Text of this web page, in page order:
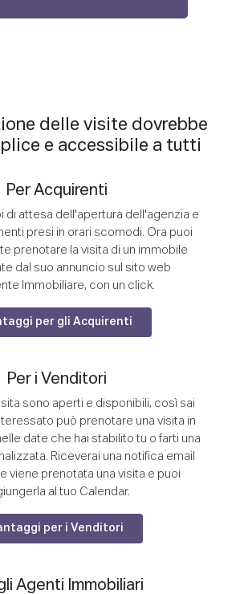
delle visite dovrebbe
e accessibile a tutti
Per Acquirenti
di attesa dell'apertura dell'agenzia e
presi in orari scomodi. Ora puoi
prenotare la visita di un immobile
dal suo annuncio sul sito web
Immobiliare, con un click.
per gli Acquirenti
Per i Venditori
sono aperti e disponibili, così sai
può prenotare una visita in
date che hai stabilito tu o farti una
Riceverai una notifica email
viene prenotata una visita e puoi
al tuo Calendar.
per i Venditori
Agenti Immobiliari